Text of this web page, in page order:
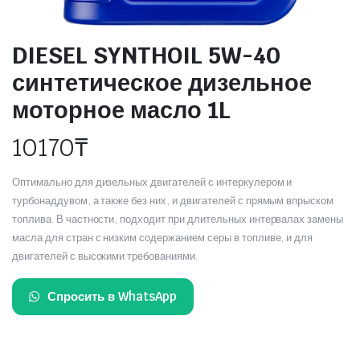
DIESEL SYNTHOIL 5W-40
синтетическое дизельное
моторное масло 1L
10170₸
Оптимально для дизельных двигателей с интеркулером и
турбонаддувом, а также без них, и двигателей с прямым впрыском
топлива. В частности, подходит при длительных интервалах замены
масла для стран с низким содержанием серы в топливе, и для
двигателей с высокими требованиями.
Спросить в WhatsApp